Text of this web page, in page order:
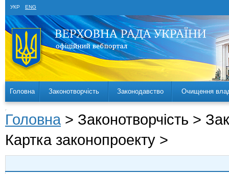
УКР ENG
Головна Законотворчість Законодавство Очищення
Головна > Законотворчість >
Картка законопроекту >